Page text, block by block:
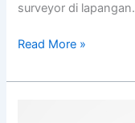
surveyor di lapangan.
Read More »